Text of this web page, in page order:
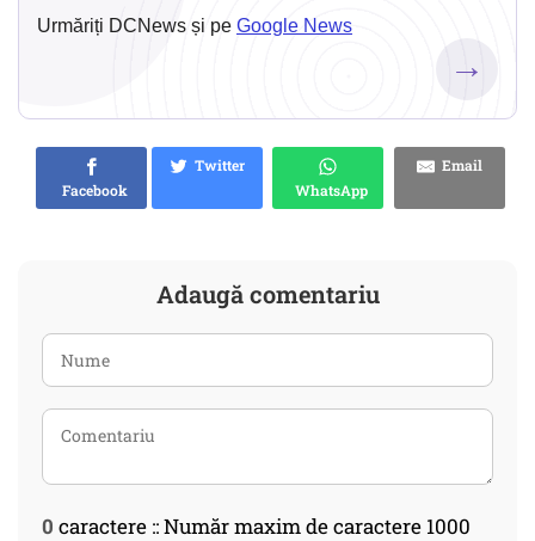
Urmăriți DCNews și pe Google News
→
Facebook
Twitter
WhatsApp
Email
Adaugă comentariu
0 caractere :: Număr maxim de caractere 1000